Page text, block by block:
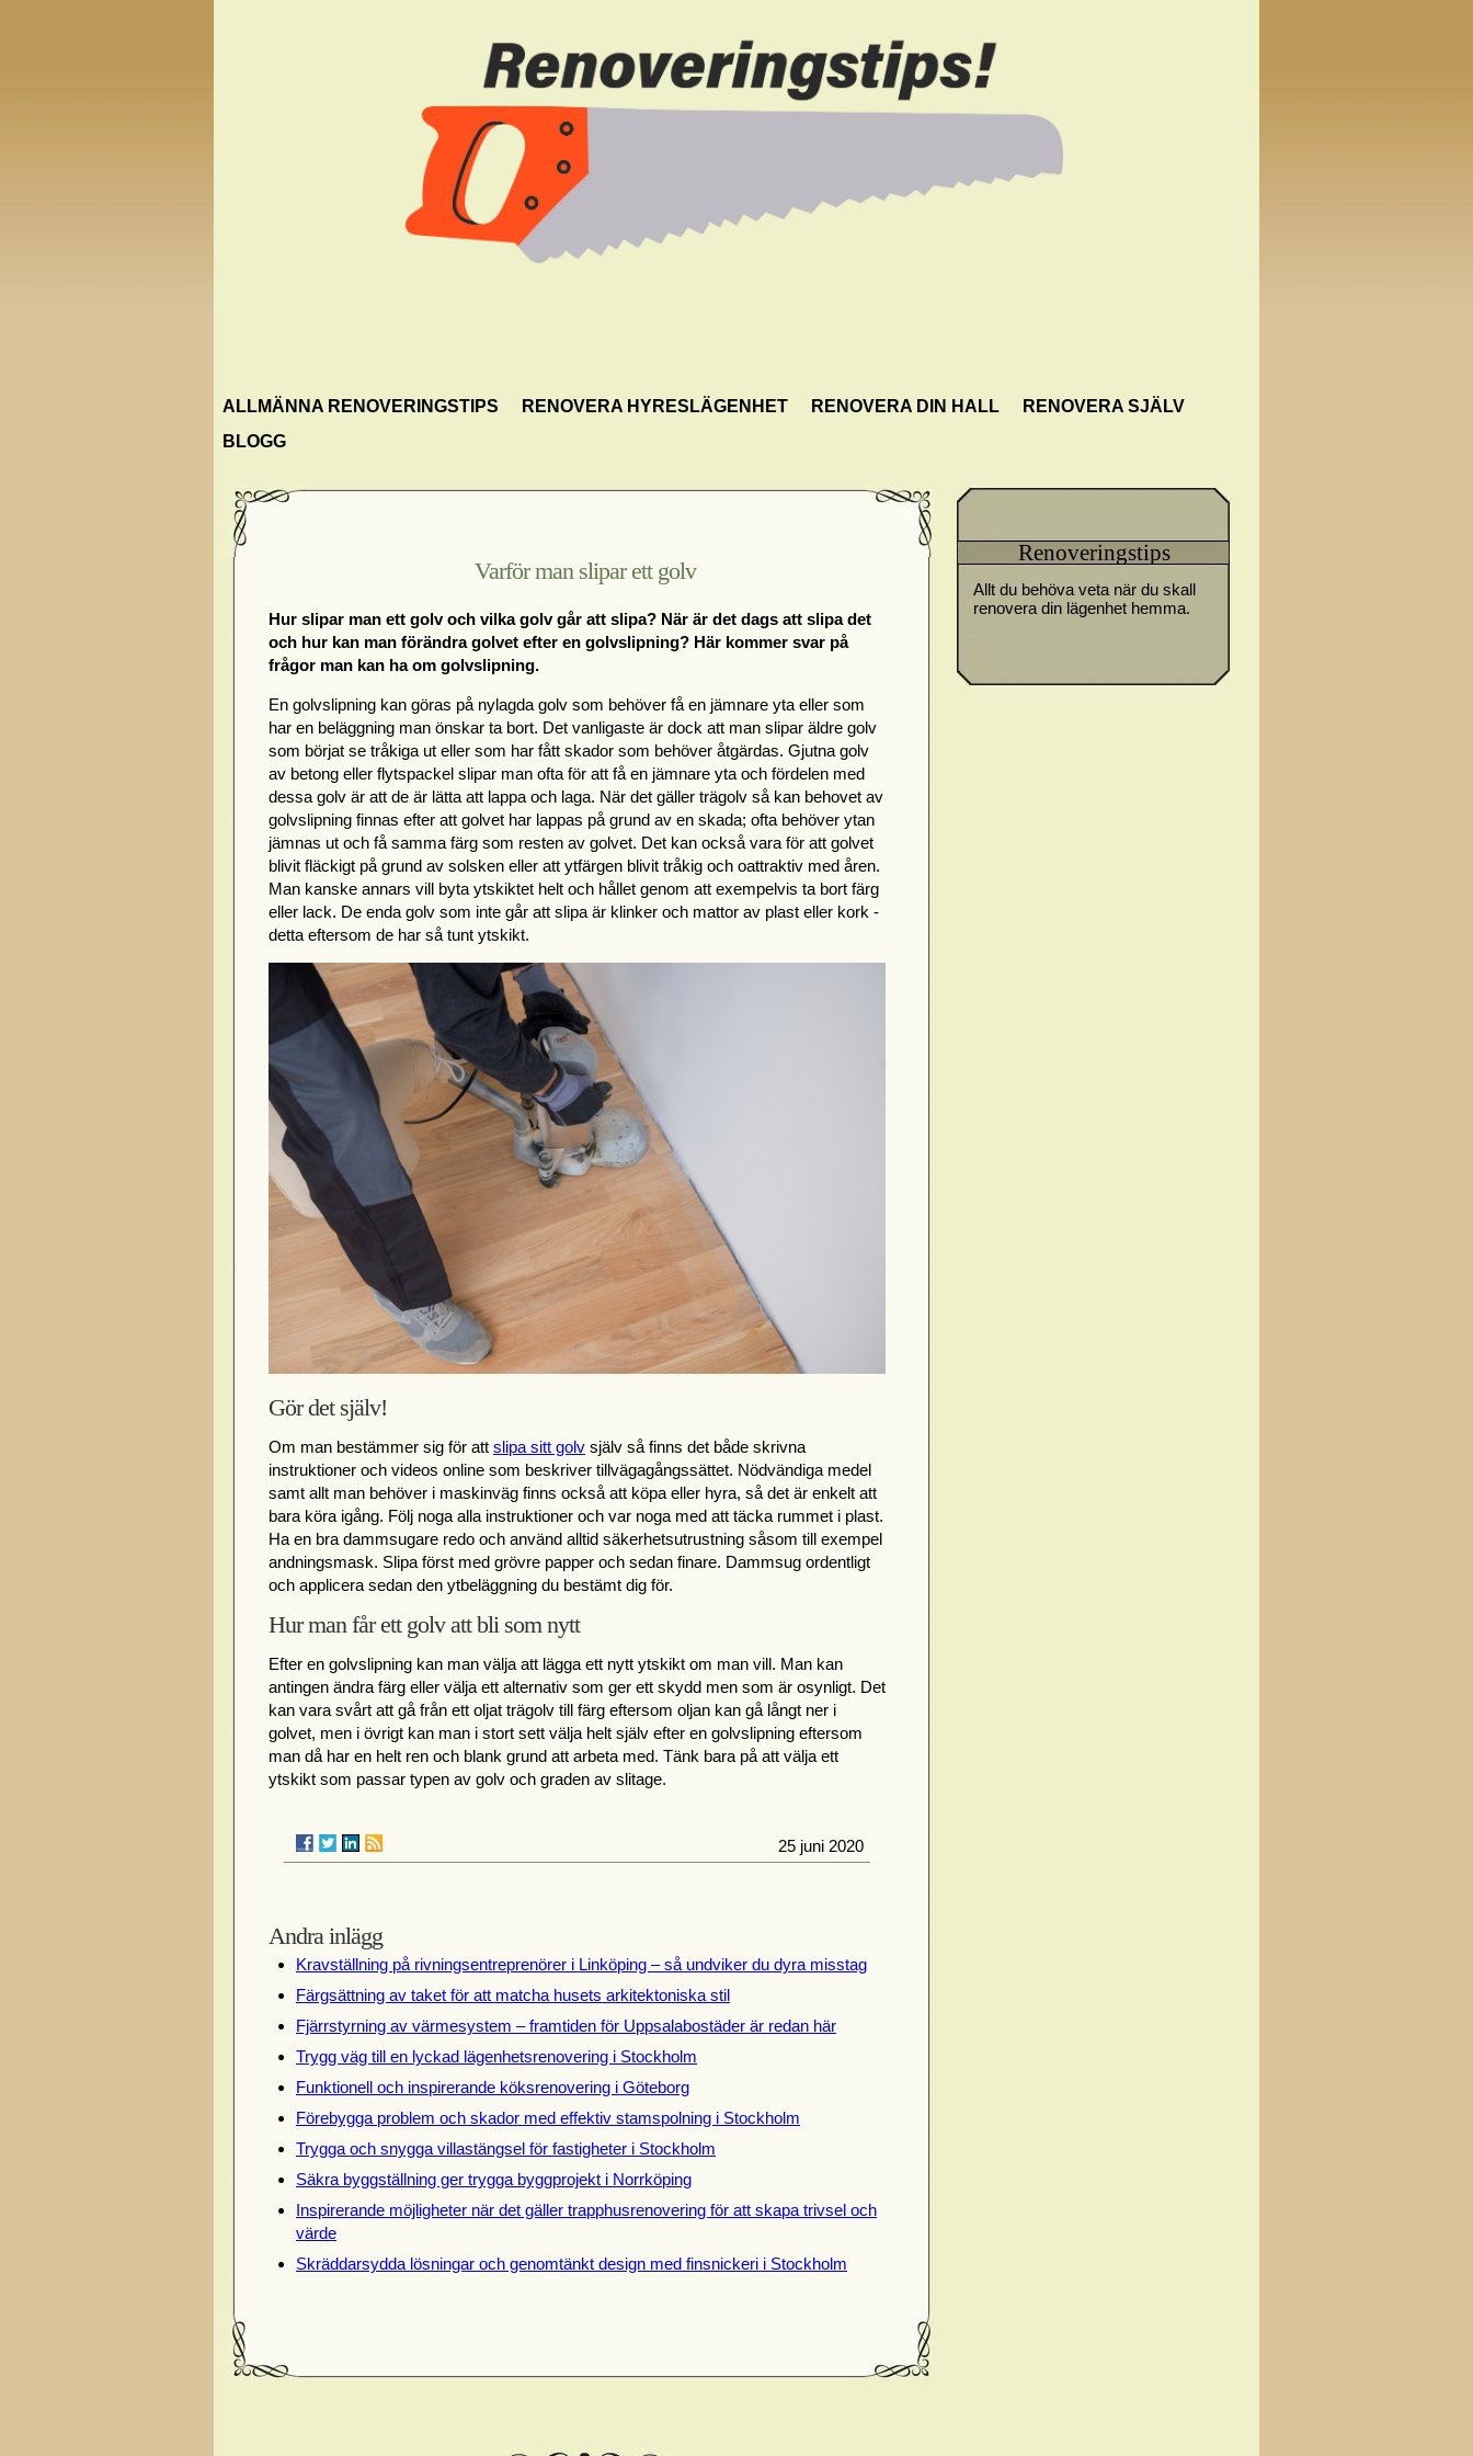
ALLMÄNNA RENOVERINGSTIPS RENOVERA HYRESLÄGENHET RENOVERA DIN HALL
RENOVERA SJÄLV
BLOGG
Varför man slipar ett golv
Hur slipar man ett golv och vilka golv går att slipa? När är det dags att slipa det
och hur kan man förändra golvet efter en golvslipning? Här kommer svar på
frågor man kan ha om golvslipning.
En golvslipning kan göras på nylagda golv som behöver få en jämnare yta eller som
har en beläggning man önskar ta bort. Det vanligaste är dock att man slipar äldre golv
som börjat se tråkiga ut eller som har fått skador som behöver åtgärdas. Gjutna golv
av betong eller flytspackel slipar man ofta för att få en jämnare yta och fördelen med
dessa golv är att de är lätta att lappa och laga. När det gäller trägolv så kan behovet av
golvslipning finnas efter att golvet har lappas på grund av en skada; ofta behöver ytan
jämnas ut och få samma färg som resten av golvet. Det kan också vara för att golvet
blivit fläckigt på grund av solsken eller att ytfärgen blivit tråkig och oattraktiv med åren.
Man kanske annars vill byta ytskiktet helt och hållet genom att exempelvis ta bort färg
eller lack. De enda golv som inte går att slipa är klinker och mattor av plast eller kork -
detta eftersom de har så tunt ytskikt.
Gör det själv!
Om man bestämmer sig för att slipa sitt golv själv så finns det både skrivna
instruktioner och videos online som beskriver tillvägagångssättet. Nödvändiga medel
samt allt man behöver i maskinväg finns också att köpa eller hyra, så det är enkelt att
bara köra igång. Följ noga alla instruktioner och var noga med att täcka rummet i plast.
Ha en bra dammsugare redo och använd alltid säkerhetsutrustning såsom till exempel
andningsmask. Slipa först med grövre papper och sedan finare. Dammsug ordentligt
och applicera sedan den ytbeläggning du bestämt dig för.
Hur man får ett golv att bli som nytt
Efter en golvslipning kan man välja att lägga ett nytt ytskikt om man vill. Man kan
antingen ändra färg eller välja ett alternativ som ger ett skydd men som är osynligt. Det
kan vara svårt att gå från ett oljat trägolv till färg eftersom oljan kan gå långt ner i
golvet, men i övrigt kan man i stort sett välja helt själv efter en golvslipning eftersom
man då har en helt ren och blank grund att arbeta med. Tänk bara på att välja ett
ytskikt som passar typen av golv och graden av slitage.
25 juni 2020
Andra inlägg
Kravställning på rivningsentreprenörer i Linköping – så undviker du dyra misstag
Färgsättning av taket för att matcha husets arkitektoniska stil
Fjärrstyrning av värmesystem – framtiden för Uppsalabostäder är redan här
Trygg väg till en lyckad lägenhetsrenovering i Stockholm
Funktionell och inspirerande köksrenovering i Göteborg
Förebygga problem och skador med effektiv stamspolning i Stockholm
Trygga och snygga villastängsel för fastigheter i Stockholm
Säkra byggställning ger trygga byggprojekt i Norrköping
Inspirerande möjligheter när det gäller trapphusrenovering för att skapa trivsel och
värde
Skräddarsydda lösningar och genomtänkt design med finsnickeri i Stockholm
Renoveringstips
Allt du behöva veta när du skall
renovera din lägenhet hemma.